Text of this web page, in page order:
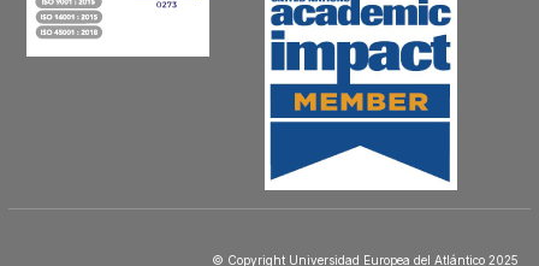
© Copyright Universidad Europea del Atlántico 2025